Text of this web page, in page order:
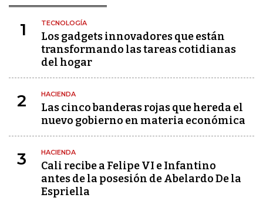
1 TECNOLOGÍA
Los gadgets innovadores que están
transformando las tareas cotidianas
del hogar
2 HACIENDA
Las cinco banderas rojas que hereda el
nuevo gobierno en materia económica
3 HACIENDA
Cali recibe a Felipe VI e Infantino
antes de la posesión de Abelardo De la
Espriella